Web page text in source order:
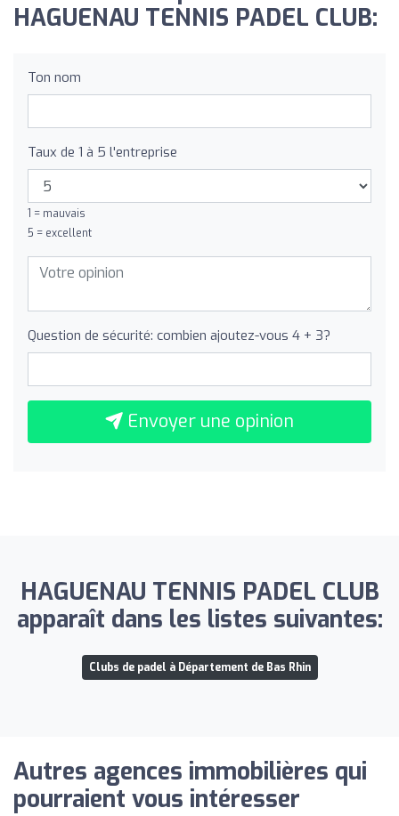
HAGUENAU TENNIS PADEL CLUB:
Ton nom
Taux de 1 à 5 l'entreprise
1 = mauvais
5 = excellent
Question de sécurité: combien ajoutez-vous 4 + 3?
Envoyer une opinion
HAGUENAU TENNIS PADEL CLUB
apparaît dans les listes suivantes:
Clubs de padel à Département de Bas Rhin
Autres agences immobilières qui
pourraient vous intéresser